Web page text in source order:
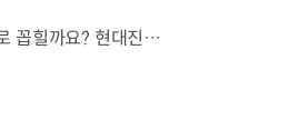
오랫동안 미래 에너지로 사용되어 온 수소.왜 지금까지도 중요한 선택지로 꼽힐까요? 현대진행형 팟캐스트 EP.21에서 확인하세요.📻 #현대자동차그룹 #현대진행형 #모빌리티팟캐스트 #수소전기차 #수소에너지 #연료 #미래모빌리티 #모빌리티